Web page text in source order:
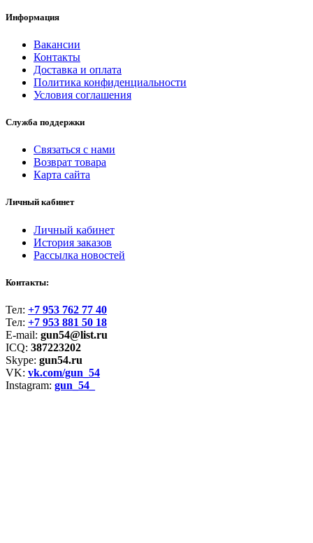
Информация
Вакансии
Контакты
Доставка и оплата
Политика конфиденциальности
Условия соглашения
Служба поддержки
Связаться с нами
Возврат товара
Карта сайта
Личный кабинет
Личный кабинет
История заказов
Рассылка новостей
Контакты:
Тел: +7 953 762 77 40
Тел: +7 953 881 50 18
E-mail: gun54@list.ru
ICQ: 387223202
Skype: gun54.ru
VK: vk.com/gun_54
Instagram: gun_54_